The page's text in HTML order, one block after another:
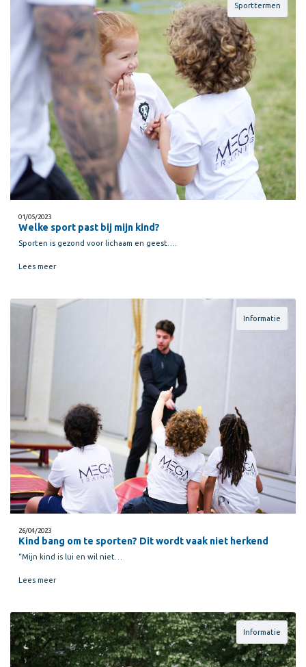
Sporttermen
01/05/2023
Welke sport past bij mijn kind?
Sporten is gezond voor lichaam en geest….
Lees meer
Informatie
26/04/2023
Kind bang om te sporten? Dit wordt vaak niet herkend
“Mijn kind is lui en wil niet…
Lees meer
Informatie